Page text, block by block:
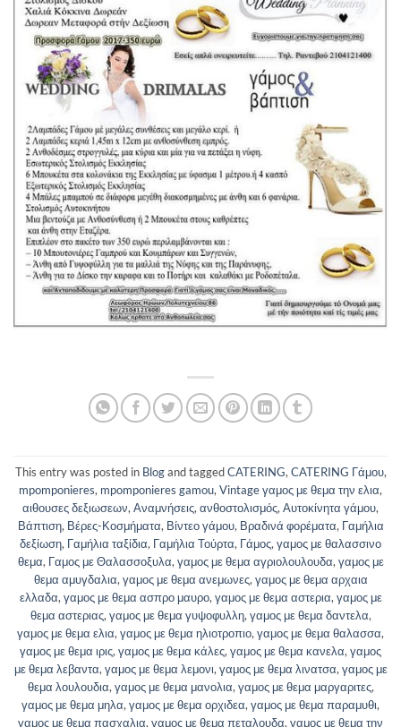
This entry was posted in Blogand taggedCATERING, CATERING Γάμου,
mpomponieres, mpomponieres gamou, Vintage γαμος με θεμα την ελια,
αιθουσες δεξιωσεων, Αναμνήσεις, ανθοστολισμός, Αυτοκίνητα γάμου,
Βάπτιση, Βέρες-Κοσμήματα, Βίντεο γάμου, Βραδινά φορέματα, Γαμήλια
δεξίωση, Γαμήλια ταξίδια, Γαμήλια Τούρτα, Γάμος, γαμος με θαλασσινο
θεμα, Γαμος με Θαλασσοξυλα, γαμος με θεμα αγριολουλουδα, γαμος με
θεμα αμυγδαλια, γαμος με θεμα ανεμωνες, γαμος με θεμα αρχαια
ελλαδα, γαμος με θεμα ασπρο μαυρο, γαμος με θεμα αστερια, γαμος με
θεμα αστεριας, γαμος με θεμα γυψοφυλλη, γαμος με θεμα δαντελα,
γαμος με θεμα ελια, γαμος με θεμα ηλιοτροπιο, γαμος με θεμα θαλασσα,
γαμος με θεμα ιρις, γαμος με θεμα κάλες, γαμος με θεμα κανελα, γαμος
με θεμα λεβαντα, γαμος με θεμα λεμονι, γαμος με θεμα λινατσα, γαμος με
θεμα λουλουδια, γαμος με θεμα μανολια, γαμος με θεμα μαργαριτες,
γαμος με θεμα μηλα, γαμος με θεμα ορχιδεα, γαμος με θεμα παραμυθι,
γαμος με θεμα πασχαλια, γαμος με θεμα πεταλουδα, γαμος με θεμα την